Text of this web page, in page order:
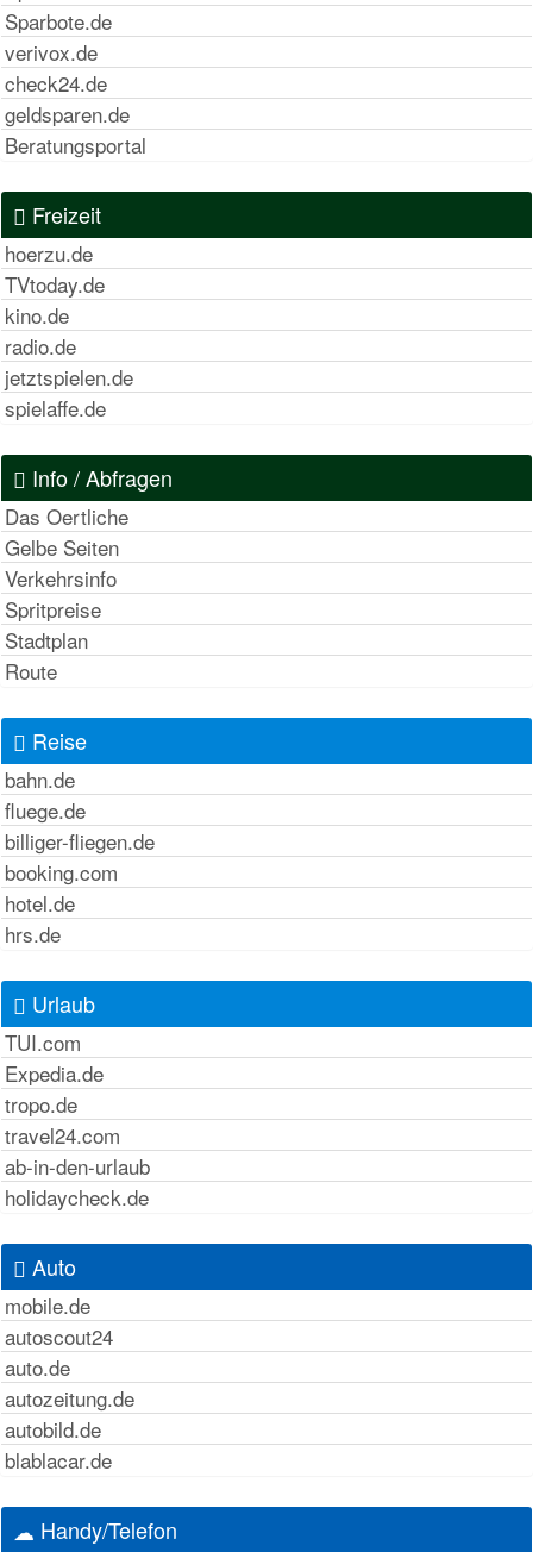
Sparbote.de
verivox.de
check24.de
geldsparen.de
Beratungsportal
Freizeit
hoerzu.de
TVtoday.de
kino.de
radio.de
jetztspielen.de
spielaffe.de
Info / Abfragen
Das Oertliche
Gelbe Seiten
Verkehrsinfo
Spritpreise
Stadtplan
Route
Reise
bahn.de
fluege.de
billiger-fliegen.de
booking.com
hotel.de
hrs.de
Urlaub
TUI.com
Expedia.de
tropo.de
travel24.com
ab-in-den-urlaub
holidaycheck.de
Auto
mobile.de
autoscout24
auto.de
autozeitung.de
autobild.de
blablacar.de
Handy/Telefon